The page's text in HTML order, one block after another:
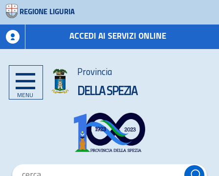
REGIONE LIGURIA
ACCEDI AI SERVIZI ONLINE
MENU
Provincia
DELLA SPEZIA